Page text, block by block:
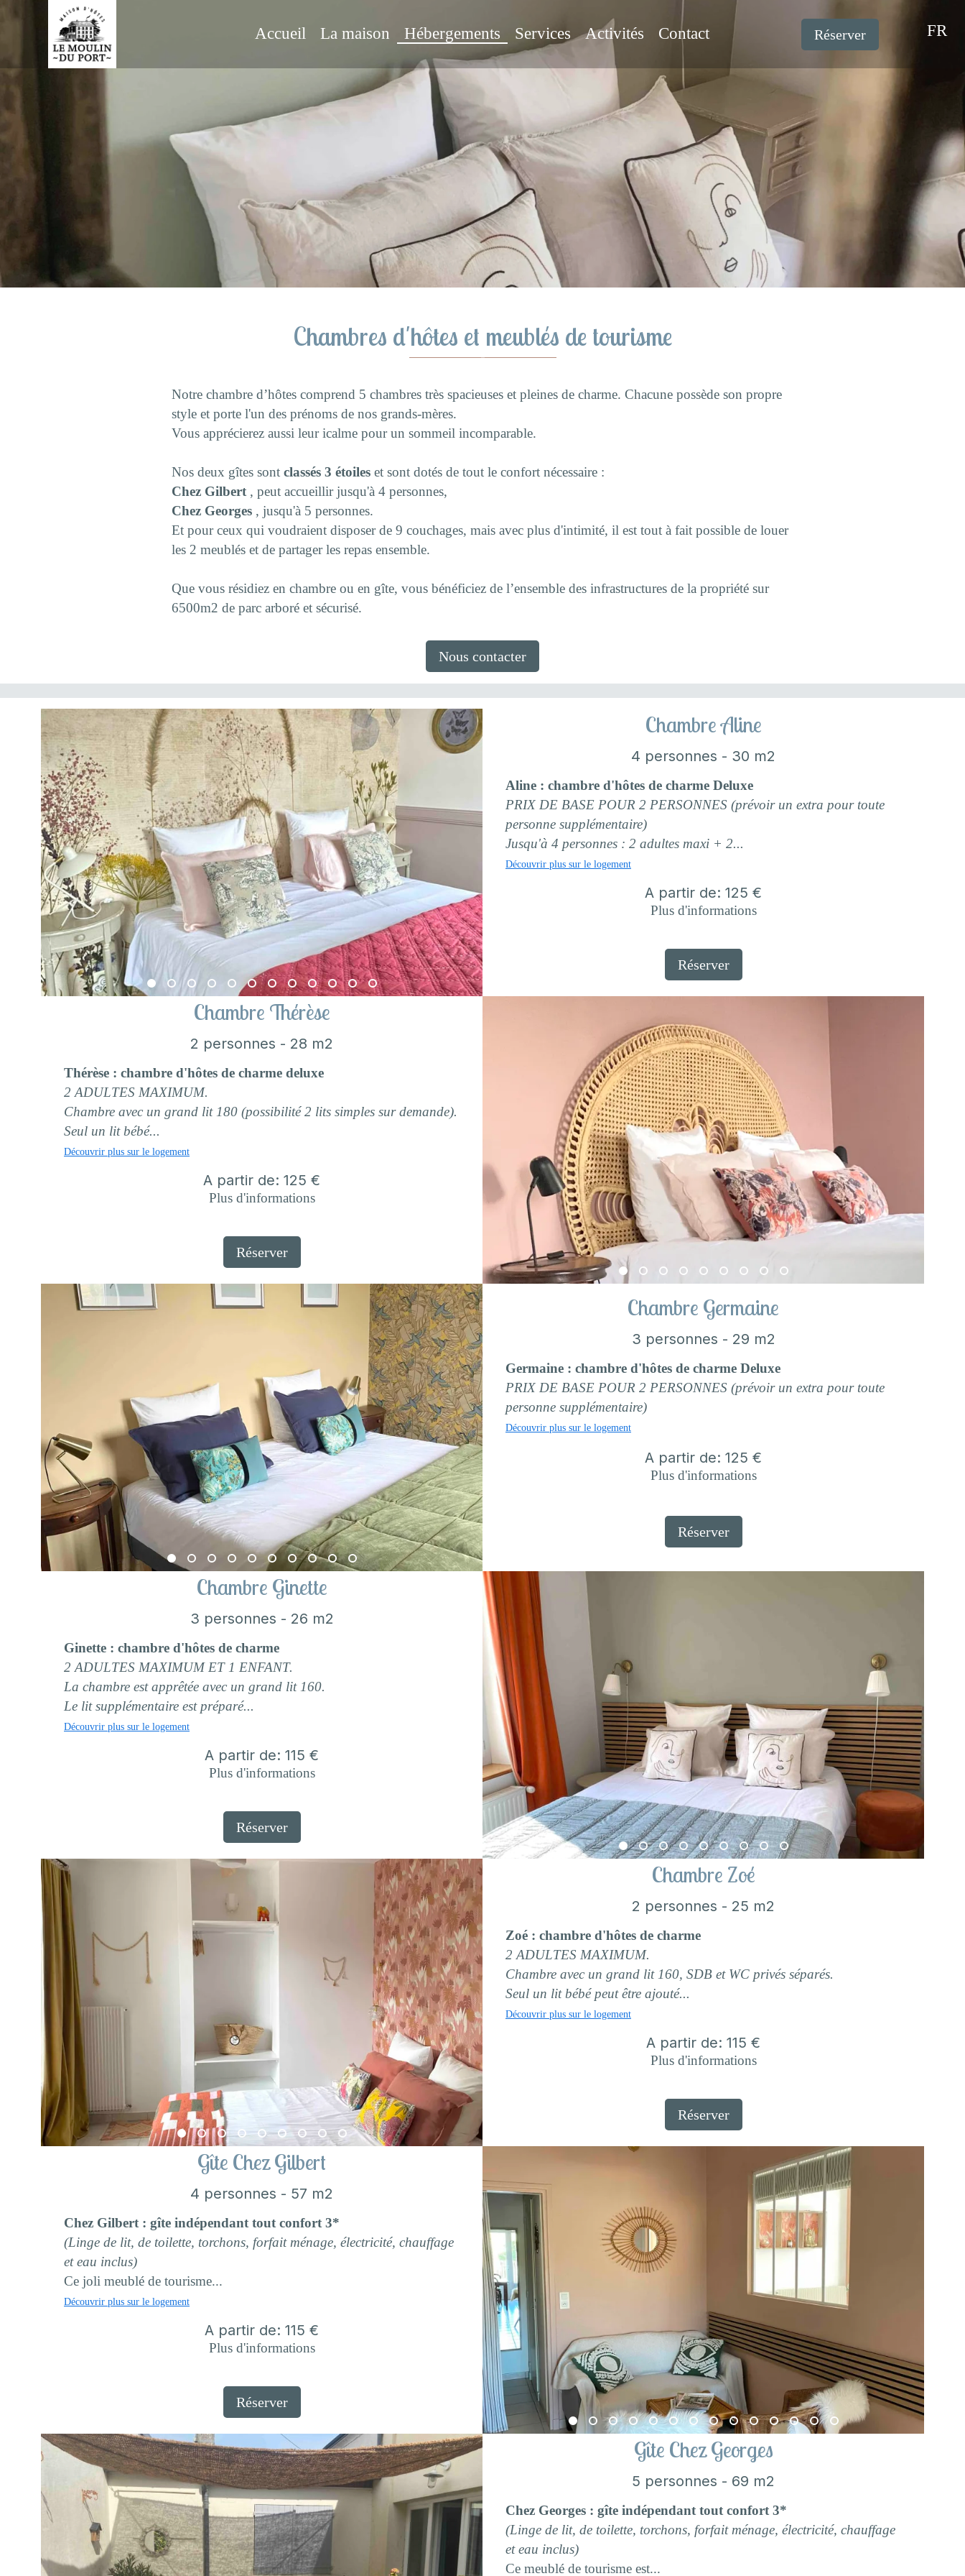
Accueil La maison Hébergements Services Activités Contact Réserver FR
Chambres d'hôtes et meublés de tourisme
Notre chambre d’hôtes comprend 5 chambres très spacieuses et pleines de charme. Chacune possède son propre
style et porte l'un des prénoms de nos grands-mères.
Vous apprécierez aussi leur icalme pour un sommeil incomparable.
Nos deux gîtes sontclassés 3 étoiles et sont dotés de tout le confort nécessaire :
Chez Gilbert , peut accueillir jusqu'à 4 personnes,
Chez Georges , jusqu'à 5 personnes.
Et pour ceux qui voudraient disposer de 9 couchages, mais avec plus d'intimité, il est tout à fait possible de louer
les 2 meublés et de partager les repas ensemble.
Que vous résidiez en chambre ou en gîte, vous bénéficiez de l’ensemble des infrastructures de la propriété sur
6500m2 de parc arboré et sécurisé.
Nous contacter
Chambre Aline
4 personnes - 30 m2
Aline : chambre d'hôtes de charme Deluxe
PRIX DE BASE POUR 2 PERSONNES (prévoir un extra pour toute
personne supplémentaire)
Jusqu'à 4 personnes : 2 adultes maxi + 2...
Découvrir plus sur le logement
A partir de: 125 €
Plus d'informations
Réserver
Chambre Thérèse
2 personnes - 28 m2
Thérèse : chambre d'hôtes de charme deluxe
2 ADULTES MAXIMUM.
Chambre avec un grand lit 180 (possibilité 2 lits simples sur demande).
Seul un lit bébé...
Découvrir plus sur le logement
A partir de: 125 €
Plus d'informations
Réserver
Chambre Germaine
3 personnes - 29 m2
Germaine : chambre d'hôtes de charme Deluxe
PRIX DE BASE POUR 2 PERSONNES (prévoir un extra pour toute
personne supplémentaire)
Découvrir plus sur le logement
A partir de: 125 €
Plus d'informations
Réserver
Chambre Ginette
3 personnes - 26 m2
Ginette : chambre d'hôtes de charme
2 ADULTES MAXIMUM ET 1 ENFANT.
La chambre est apprêtée avec un grand lit 160.
Le lit supplémentaire est préparé...
Découvrir plus sur le logement
A partir de: 115 €
Plus d'informations
Réserver
Chambre Zoé
2 personnes - 25 m2
Zoé : chambre d'hôtes de charme
2 ADULTES MAXIMUM.
Chambre avec un grand lit 160, SDB et WC privés séparés.
Seul un lit bébé peut être ajouté...
Découvrir plus sur le logement
A partir de: 115 €
Plus d'informations
Réserver
Gîte Chez Gilbert
4 personnes - 57 m2
Chez Gilbert : gîte indépendant tout confort 3*
(Linge de lit, de toilette, torchons, forfait ménage, électricité, chauffage
et eau inclus)
Ce joli meublé de tourisme...
Découvrir plus sur le logement
A partir de: 115 €
Plus d'informations
Réserver
Gîte Chez Georges
5 personnes - 69 m2
Chez Georges : gîte indépendant tout confort 3*
(Linge de lit, de toilette, torchons, forfait ménage, électricité, chauffage
et eau inclus)
Ce meublé de tourisme est...